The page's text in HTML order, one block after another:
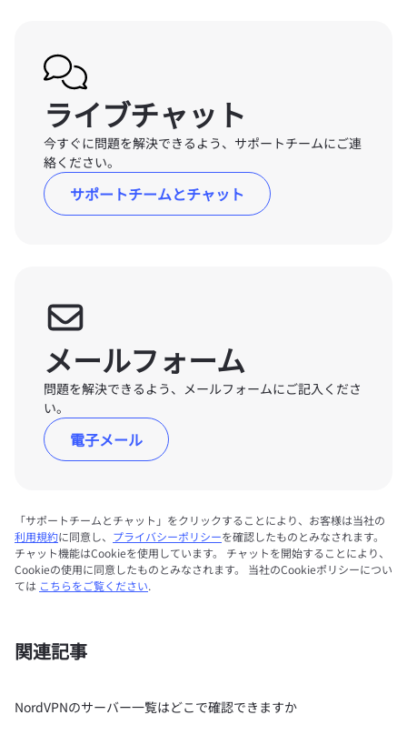
ライブチャット
今すぐに問題を解決できるよう、サポートチームにご連
絡ください。
サポートチームとチャット
メールフォーム
問題を解決できるよう、メールフォームにご記入くださ
い。
電子メール
「サポートチームとチャット」をクリックすることにより、お客様は当社の
利用規約に同意し、 プライバシーポリシーを確認したものとみなされます。
チャット機能はCookieを使用しています。 チャットを開始することにより、
Cookieの使用に同意したものとみなされます。 当社のCookieポリシーについ
ては こちらをご覧ください.
関連記事
NordVPNのサーバー一覧はどこで確認できますか